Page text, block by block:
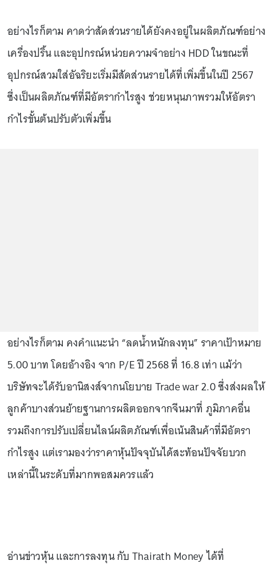
อย่างไรก็ตาม คาดว่าสัดส่วนรายได้ยังคงอยู่ในผลิตภัณฑ์อย่าง
เครื่องปริ้น และอุปกรณ์หน่วยความจําอย่าง HDD ในขณะที่
อุปกรณ์สวมใส่อัฉริยะเริ่มมีสัดส่วนรายได้ที่เพิ่มขึ้นในปี 2567
ซึ่งเป็นผลิตภัณฑ์ที่มีอัตรากำไรสูง ช่วยหนุนภาพรวมให้อัตรา
กำไรขั้นต้นปรับตัวเพิ่มขึ้น
อย่างไรก็ตาม คงคําแนะนํา “ลดน้ําหนักลงทุน” ราคาเป้าหมาย
5.00 บาท โดยอ้างอิง จาก P/E ปี 2568 ที่ 16.8 เท่า แม้ว่า
บริษัทจะได้รับอานิสงส์จากนโยบาย Trade war 2.0 ซึ่งส่งผลให้
ลูกค้าบางส่วนย้ายฐานการผลิตออกจากจีนมาที่ ภูมิภาคอื่น
รวมถึงการปรับเปลี่ยนไลน์ผลิตภัณฑ์เพื่อเน้นสินค้าที่มีอัตรา
กำไรสูง แต่เรามองว่าราคาหุ้นปัจจุบันได้สะท้อนปัจจัยบวก
เหล่านี้ในระดับที่มากพอสมควรแล้ว
อ่านข่าวหุ้น และการลงทุน กับ Thairath Money ได้ที่